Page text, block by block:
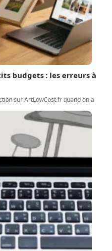
budgets : les erreurs à
sur ArtLowCost.fr quand on a